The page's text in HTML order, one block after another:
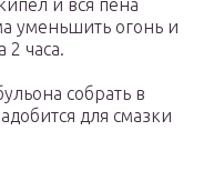
и вся пена
уменьшить огонь и
2 часа.
собрать в
для смазки